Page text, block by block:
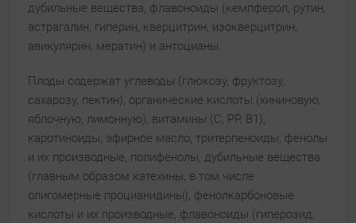
дубильные вещества, флавоноиды (кемпферол, рутин,
астрагалин, гиперин, кверцитрин, изокверцитрин,
авикулярин, мератин) и антоцианы.
Плоды содержат углеводы (глюкозу, фруктозу,
сахарозу, пектин), органические кислоты (хининовую,
яблочную, лимонную), витамины (С, РР, B1),
каротиноиды, эфирное масло, тритерпеноиды, фенолы
и их производные, полифенолы, дубильные вещества
(главным образом катехины, в том числе
олигомерные процианидины), фенолкарбоновые
кислоты и их производные, флавоноиды (гиперозид,